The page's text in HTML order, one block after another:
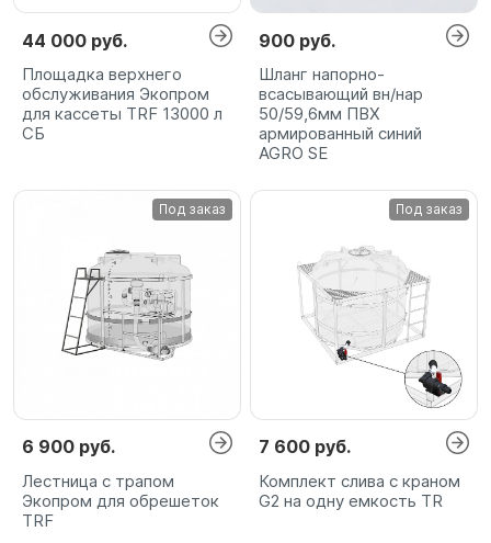
44 000 руб.
Площадка верхнего
обслуживания Экопром
для кассеты TRF 13000 л
СБ
900 руб.
Шланг напорно-
всасывающий вн/нар
50/59,6мм ПВХ
армированный синий
AGRO SE
Под заказ
6 900 руб.
Лестница с трапом
Экопром для обрешеток
TRF
Под заказ
7 600 руб.
Комплект слива с краном
G2 на одну емкость TR